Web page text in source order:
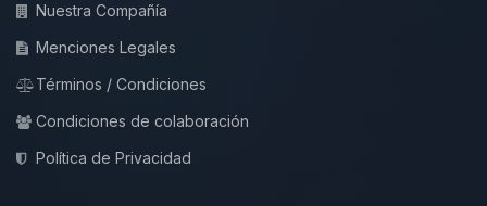
Nuestra Compañía
Menciones Legales
Términos / Condiciones
Condiciones de colaboración
Política de Privacidad